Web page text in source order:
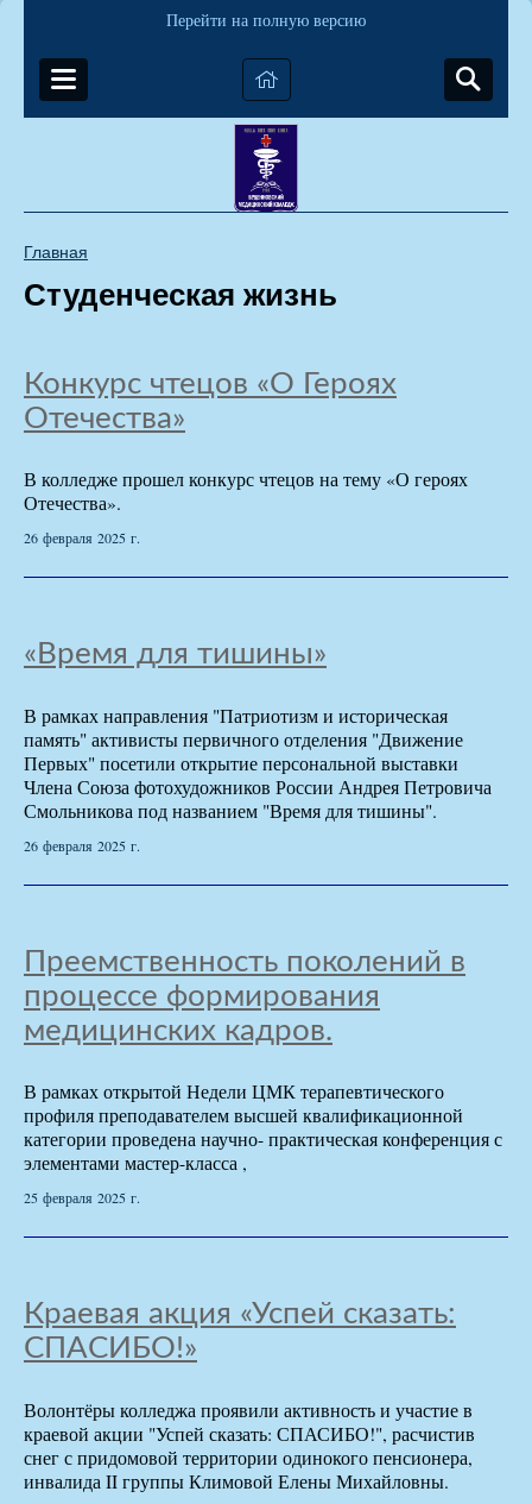
Перейти на полную версию
Главная
Студенческая жизнь
Конкурс чтецов «О Героях
Отечества»
В колледже прошел конкурс чтецов на тему «О героях
Отечества».
26 февраля 2025 г.
«Время для тишины»
В рамках направления "Патриотизм и историческая
память" активисты первичного отделения "Движение
Первых" посетили открытие персональной выставки
Члена Союза фотохудожников России Андрея Петровича
Смольникова под названием "Время для тишины".
26 февраля 2025 г.
Преемственность поколений в
процессе формирования
медицинских кадров.
В рамках открытой Недели ЦМК терапевтического
профиля преподавателем высшей квалификационной
категории проведена научно- практическая конференция с
элементами мастер-класса ,
25 февраля 2025 г.
Краевая акция «Успей сказать:
СПАСИБО!»
Волонтёры колледжа проявили активность и участие в
краевой акции "Успей сказать: СПАСИБО!", расчистив
снег с придомовой территории одинокого пенсионера,
инвалида II группы Климовой Елены Михайловны.